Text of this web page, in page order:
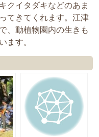
クイタダキなどのあま
てきてくれます。江津
、動植物園内の生きも
ます。